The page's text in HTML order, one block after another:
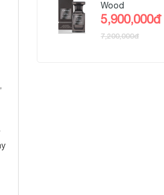
Wood
5,900,000đ
7,200,000đ